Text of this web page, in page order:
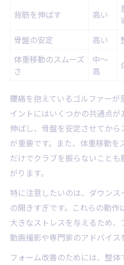
背筋を伸ばす 高い
骨盤の安定
高い
体重移動のスムーズ
さ
中〜
高
腰痛を抱えているゴルファーが
イントにはいくつかの共通点が
伸ばし、骨盤を安定させてから
が重要です。また、体重移動を
だけでクラブを振らないこと
がります。
特に注意したいのは、ダウン
の開きすぎです。これらの動
大きなストレスを与えるため
動画撮影や専門家のアドバイス
フォーム改善のためには、整